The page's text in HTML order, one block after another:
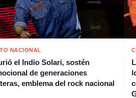
NACIONAL
el Indio Solari, sostén
de generaciones
emblema del rock nacional